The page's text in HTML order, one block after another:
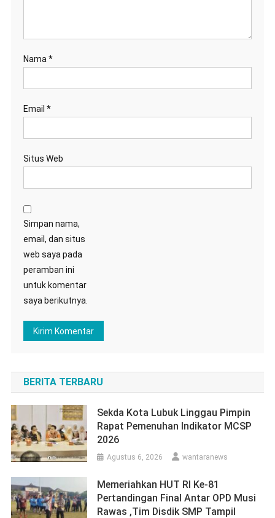
Nama *
Email *
Situs Web
Simpan nama,
email, dan situs
web saya pada
peramban ini
untuk komentar
saya berikutnya.
BERITA TERBARU
Sekda Kota Lubuk Linggau Pimpin
Rapat Pemenuhan Indikator MCSP
2026
Agustus 6, 2026 wantaranews
Memeriahkan HUT RI Ke-81
Pertandingan Final Antar OPD Musi
Rawas ,Tim Disdik SMP Tampil